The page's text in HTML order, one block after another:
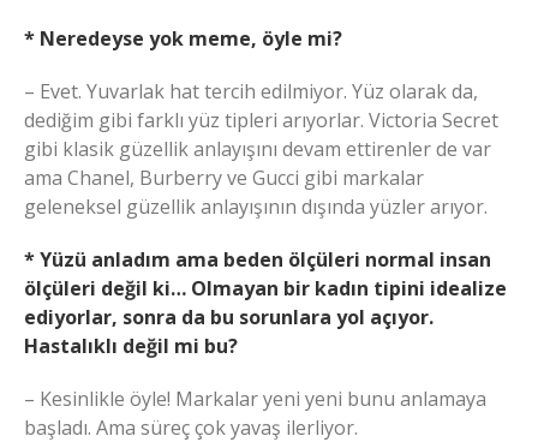
* Neredeyse yok meme, öyle mi?
– Evet. Yuvarlak hat tercih edilmiyor. Yüz olarak da,
dediğim gibi farklı yüz tipleri arıyorlar. Victoria Secret
gibi klasik güzellik anlayışını devam ettirenler de var
ama Chanel, Burberry ve Gucci gibi markalar
geleneksel güzellik anlayışının dışında yüzler arıyor.
* Yüzü anladım ama beden ölçüleri normal insan
ölçüleri değil ki… Olmayan bir kadın tipini idealize
ediyorlar, sonra da bu sorunlara yol açıyor.
Hastalıklı değil mi bu?
– Kesinlikle öyle! Markalar yeni yeni bunu anlamaya
başladı. Ama süreç çok yavaş ilerliyor.